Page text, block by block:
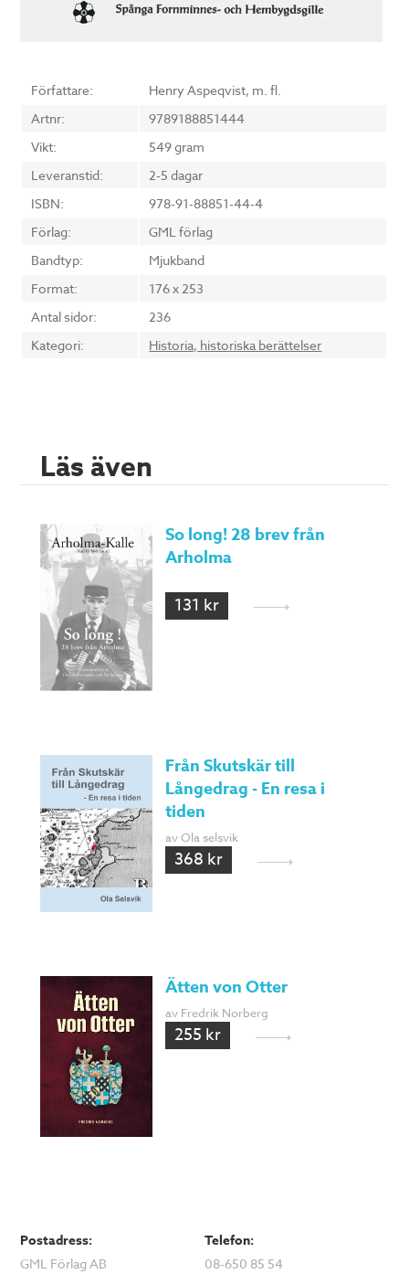
Författare:
Henry Aspeqvist, m. fl.
Artnr:
9789188851444
Vikt:
549 gram
Leveranstid:
2-5 dagar
ISBN:
978-91-88851-44-4
Förlag:
GML förlag
Bandtyp:
Mjukband
Format:
176 x 253
Antal sidor:
236
Kategori:
Historia, historiska berättelser
Läs även
So long! 28 brev från
Arholma
131 kr
Från Skutskär till
Långedrag - En resa i
tiden
av Ola selsvik
368 kr
Ätten von Otter
av Fredrik Norberg
255 kr
Postadress:
GML Förlag AB
Telefon:
08-650 85 54